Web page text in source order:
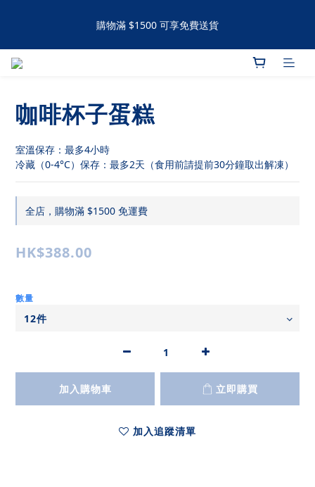
購物滿 $1500 可享免費送貨
手工撻 / 曲奇購買滿60件可享有九五折優惠 滿120件可享有九折優
購物滿 $1500 可享免費送貨
咖啡杯子蛋糕
室溫保存：最多4小時
冷藏（0-4°C）保存：最多2天（食用前請提前30分鐘取出解凍）
全店，購物滿 $1500 免運費
HK$388.00
數量
加入購物車 立即購買
加入追蹤清單